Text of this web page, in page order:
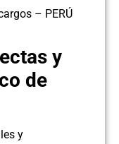
– PERÚ
y
de
y